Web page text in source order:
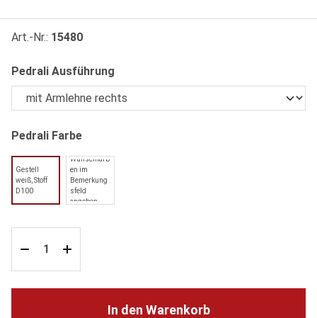
Art.-Nr.: 15480
Pedrali Ausführung
Pedrali Farbeauswählen
Gestell
weiß, Stoff
D100
Wunschfarb
en im
Bemerkung
sfeld
angeben
In den Warenkorb